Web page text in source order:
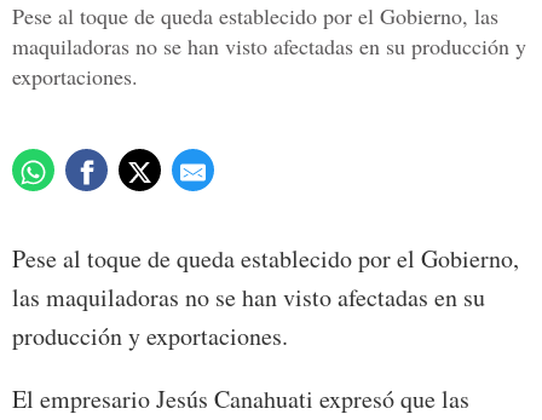
Pese al toque de queda establecido por el Gobierno, las
maquiladoras no se han visto afectadas en su producción y
exportaciones.
Pese al toque de queda establecido por el Gobierno,
las maquiladoras no se han visto afectadas en su
producción y exportaciones.
El empresario Jesús Canahuati expresó que las